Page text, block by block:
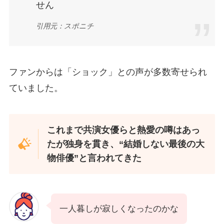
せん
引用元：スポニチ
ファンからは「ショック」との声が多数寄せられ
ていました。
これまで共演女優らと熱愛の噂はあっ
たが独身を貫き、“結婚しない最後の大
物俳優”と言われてきた
一人暮しが寂しくなったのかな